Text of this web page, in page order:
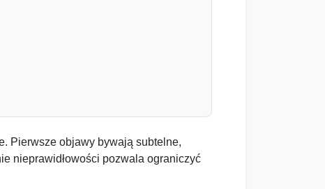
Pierwsze objawy bywają subtelne,
nieprawidłowości pozwala ograniczyć